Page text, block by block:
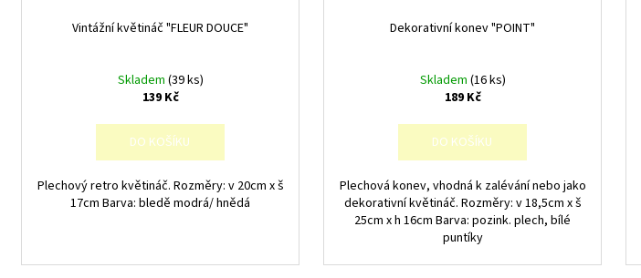
Vintážní květináč "FLEUR DOUCE"
Skladem (39 ks)
139 Kč
DO KOŠÍKU
Plechový retro květináč. Rozměry: v 20cm x š
17cm Barva: bledě modrá/ hnědá
Dekorativní konev "POINT"
Skladem (16 ks)
189 Kč
DO KOŠÍKU
Plechová konev, vhodná k zalévání nebo jako
dekorativní květináč. Rozměry: v 18,5cm x š
25cm x h 16cm Barva: pozink. plech, bílé
puntíky